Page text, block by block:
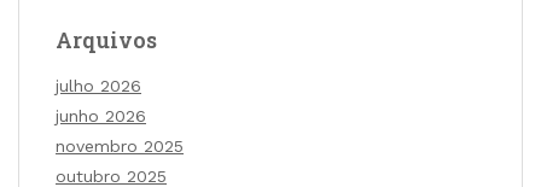
Arquivos
julho 2026
junho 2026
novembro 2025
outubro 2025